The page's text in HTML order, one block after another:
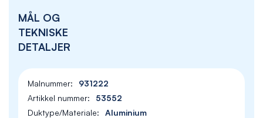
MÅL OG
TEKNISKE
DETALJER
931222
53552
Aluminium